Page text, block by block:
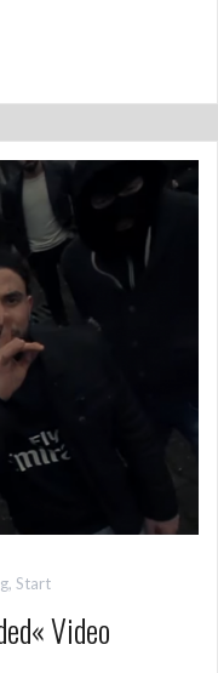
, Start
Video